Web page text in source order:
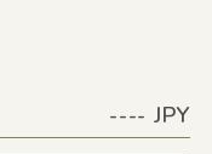
---- JPY